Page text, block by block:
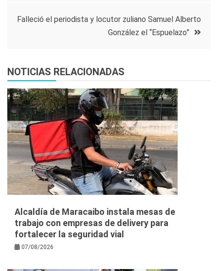
entradas
Falleció el periodista y locutor zuliano Samuel Alberto
González el “Espuelazo”
NOTICIAS RELACIONADAS
Alcaldía de Maracaibo instala mesas de
trabajo con empresas de delivery para
fortalecer la seguridad vial
07/08/2026